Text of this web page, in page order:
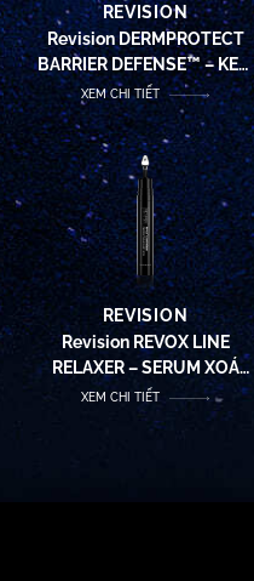
REVISION
Revision DERMPROTECT
BARRIER DEFENSE™ – KEM
PHỤC HỒI & CHỐNG LÃO
HÓA, TÁI THIẾT LẬP NHỊP
SINH HỌC DA
XEM CHI TIẾT
REVISION
Revision REVOX LINE
RELAXER – SERUM XOÁ
NHĂN TOÀN DIỆN
XEM CHI TIẾT